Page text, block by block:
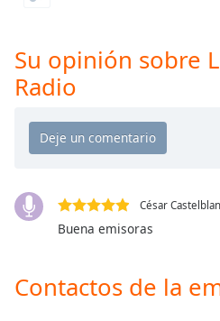
close
the
Opacity
Background
Su opinión sobre
Radio
César
Buena emisoras
Contactos de la